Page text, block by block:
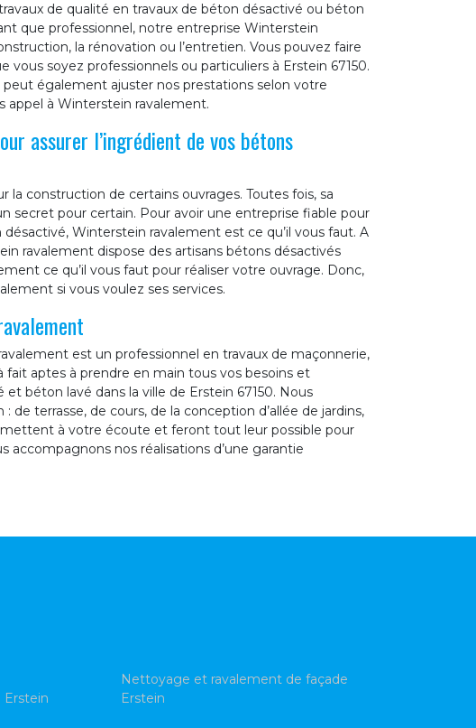
de qualité en travaux de béton désactivé ou béton
que professionnel, notre entreprise Winterstein
la rénovation ou l’entretien. Vous pouvez faire
vous soyez professionnels ou particuliers à Erstein 67150.
également ajuster nos prestations selon votre
appel à Winterstein ravalement.
assurer l’ingrédient de vos bétons
construction de certains ouvrages. Toutes fois, sa
pour certain. Pour avoir une entreprise fiable pour
Winterstein ravalement est ce qu’il vous faut. A
ravalement dispose des artisans bétons désactivés
ce qu’il vous faut pour réaliser votre ouvrage. Donc,
si vous voulez ses services.
est un professionnel en travaux de maçonnerie,
aptes à prendre en main tous vos besoins et
béton lavé dans la ville de Erstein 67150. Nous
terrasse, de cours, de la conception d’allée de jardins,
mettent à votre écoute et feront tout leur possible pour
accompagnons nos réalisations d’une garantie
Nettoyage et ravalement de façade
Erstein